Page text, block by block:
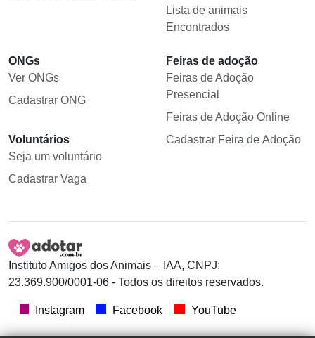
Lista de animais
Encontrados
ONGs
Ver ONGs
Cadastrar ONG
Voluntários
Seja um voluntário
Cadastrar Vaga
Feiras de adoção
Feiras de Adoção
Presencial
Feiras de Adoção Online
Cadastrar Feira de Adoção
Instituto Amigos dos Animais – IAA, CNPJ:
23.369.900/0001-06 - Todos os direitos reservados.
Instagram Facebook YouTube